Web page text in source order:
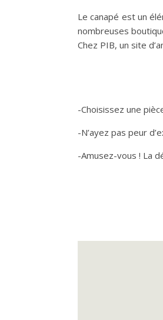
Le canapé est un
nombreuses
Chez PIB, un site
-Choisissez une
-N’ayez pas peur
-Amusez-vous ! La